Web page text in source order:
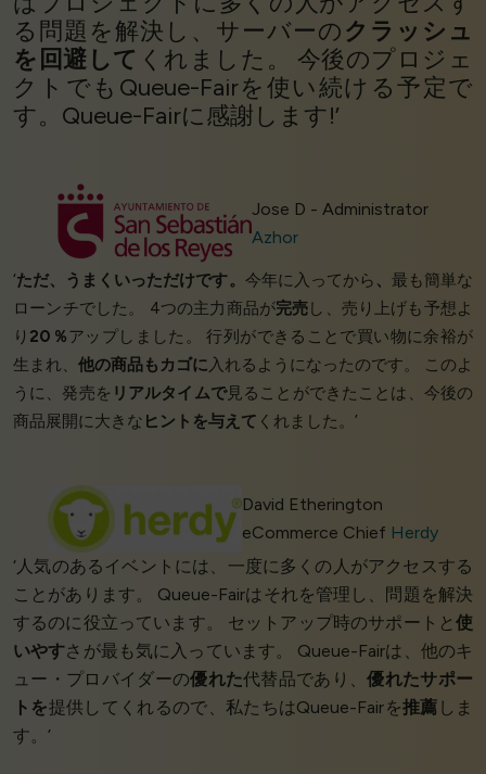
る問題を解決し、サーバーのクラッシュ
を回避して くれました。 今後のプロジェ
クトでもQueue-Fairを使い続ける予定で
す。Queue-Fairに感謝します!’
Jose D - Administrator
Azhor
‘ただ、うまくいっただけです。 今年に入ってから 、 最も簡単な
ローンチでした。 4つの主力商品が完売し、売り上げも予想よ
り 20％アップしました。 行列ができることで買い物に余裕が
生まれ、 他の商品もカゴに入れるようになったのです。 このよ
うに、発売を リアルタイムで見ることができたことは、今後の
商品展開に大きな ヒントを与えて くれました。’
David Etherington
eCommerce Chief Herdy
‘人気のあるイベントには、一度に多くの人がアクセスする
ことがあります。 Queue-Fairはそれを管理し、問題を解決
するのに役立っています。 セットアップ時のサポートと 使
いやすさが最も気に入っています。 Queue-Fairは、他のキ
ュー・プロバイダーの優れた代替品であり、優れたサポー
トを提供してくれるので、私たちはQueue-Fairを推薦 しま
す。’